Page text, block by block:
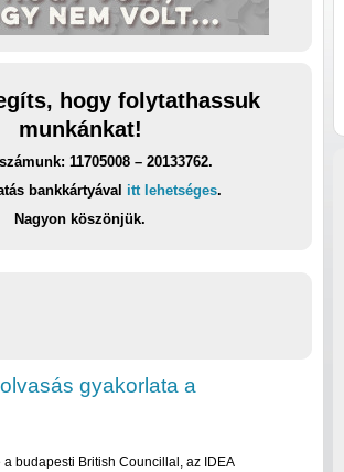
hogy folytathassuk
munkánkat!
11705008 – 20133762.
bankkártyával itt lehetséges.
Nagyon köszönjük.
gyakorlata a
budapesti British Councillal, az IDEA